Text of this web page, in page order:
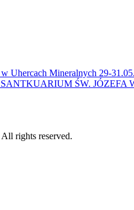
Uhercach Mineralnych 29-
ŚW. JÓZEFA
rights reserved.